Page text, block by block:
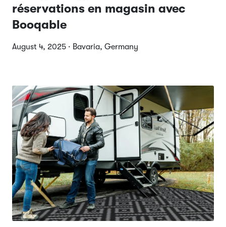
réservations en magasin avec
Booqable
August 4, 2025 · Bavaria, Germany